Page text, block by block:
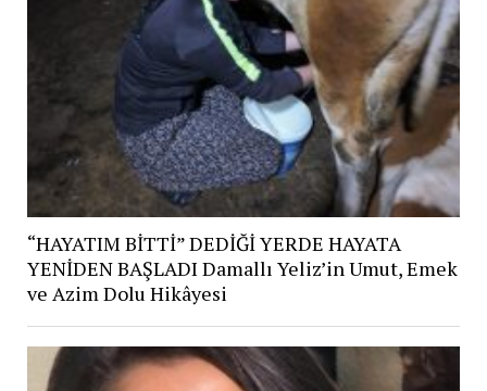
“HAYATIM BİTTİ” DEDİĞİ YERDE HAYATA
YENİDEN BAŞLADI Damallı Yeliz’in Umut, Emek
ve Azim Dolu Hikâyesi